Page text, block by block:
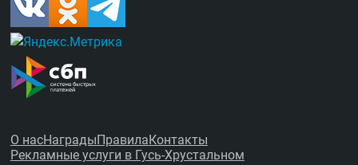
О насНаградыПравилаКонтакты
Рекламные услуги в Гусь-Хрустальном